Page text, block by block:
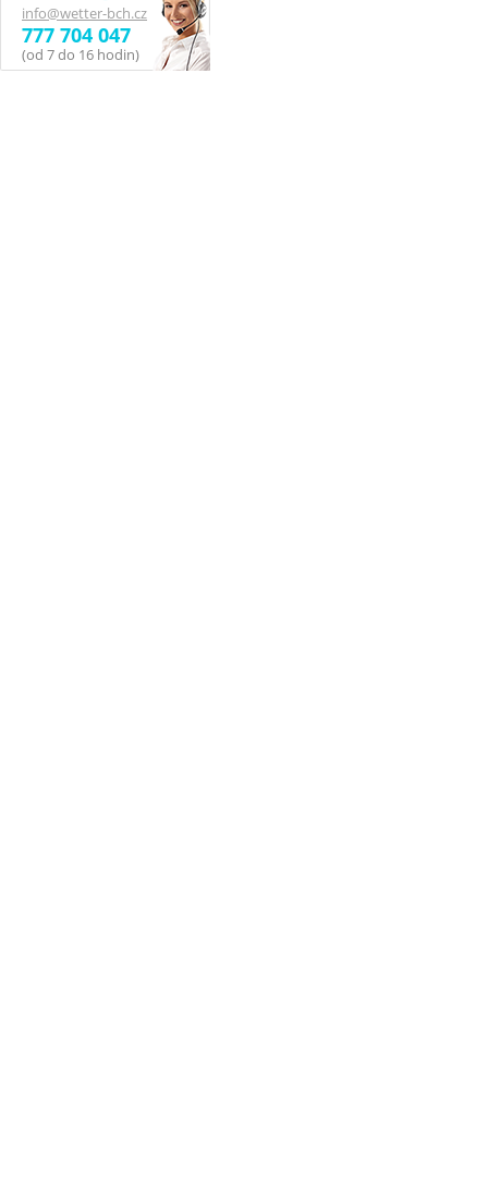
info@wetter-bch.cz
777 704 047
(od 7 do 16 hodin)